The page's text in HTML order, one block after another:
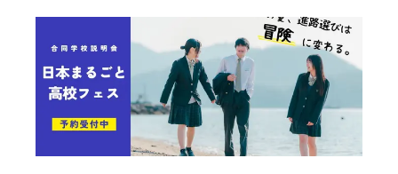
の自分を想像（創造）してみませんか？皆様のご参加をお待
ちしています！何か質問があれば、どうぞお気軽にお問い合
わせください。